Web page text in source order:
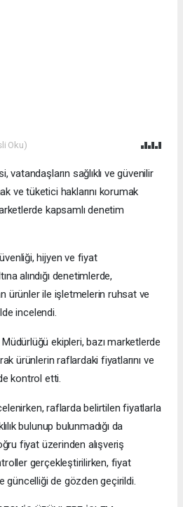
Oku)
vatandaşların sağlıklı ve güvenilir
ve tüketici haklarını korumak
kapsamlı denetim
hijyen ve fiyat
alındığı denetimlerde,
ürünler ile işletmelerin ruhsat ve
incelendi.
ekipleri, bazı marketlerde
ürünlerin raflardaki fiyatlarını ve
kontrol etti.
raflarda belirtilen fiyatlarla
bulunup bulunmadığı da
fiyat üzerinden alışveriş
gerçekleştirilirken, fiyat
güncelliği de gözden geçirildi.